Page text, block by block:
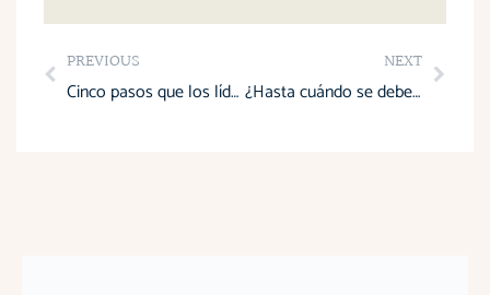
Prev
PREVIOUS
Cinco pasos que los líderes pueden aplicar para tomar mejores decisiones
NEXT
¿Hasta cuándo se debe pagar el decimocuarto sueldo o bono escolar en la Sierra?